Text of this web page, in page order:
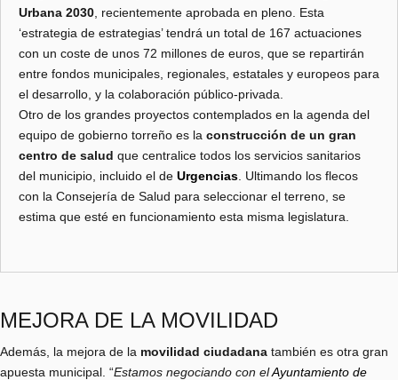
Urbana 2030 , recientemente aprobada en pleno. Esta
‘estrategia de estrategias’ tendrá un total de 167 actuaciones
con un coste de unos 72 millones de euros, que se repartirán
entre fondos municipales, regionales, estatales y europeos para
el desarrollo, y la colaboración público-privada.
Otro de los grandes proyectos contemplados en la agenda del
equipo de gobierno torreño es la construcción de un gran
centro de salud que centralice todos los servicios sanitarios
del municipio, incluido el de Urgencias . Ultimando los flecos
con la Consejería de Salud para seleccionar el terreno, se
estima que esté en funcionamiento esta misma legislatura.
MEJORA DE LA MOVILIDAD
Además, la mejora de la movilidad ciudadana también es otra gran
apuesta municipal. “Estamos negociando con elAyuntamiento de